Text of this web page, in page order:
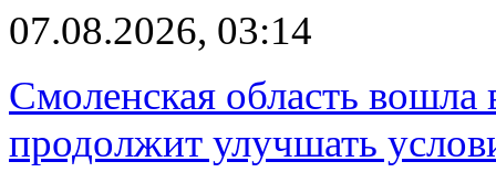
07.08.2026, 03:14
Смоленская область
продолжит улучшать